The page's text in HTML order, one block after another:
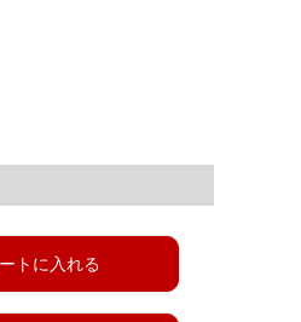
トに入れる